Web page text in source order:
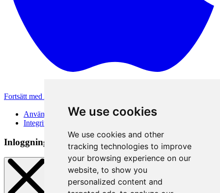
We use cookies
We use cookies and other
tracking technologies to improve
your browsing experience on our
website, to show you
personalized content and
Fortsätt med Apple
Användarvillkor
Integritetspolicy
Inloggningsmetod